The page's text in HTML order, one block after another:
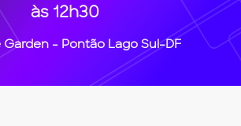
às 12h30
Garden - Pontão Lago Sul-DF